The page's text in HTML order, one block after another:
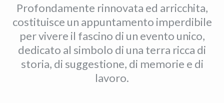
Profondamente rinnovata ed arricchita,
costituisce un appuntamento imperdibile
per vivere il fascino di un evento unico,
dedicato al simbolo di una terra ricca di
storia, di suggestione, di memorie e di
lavoro.